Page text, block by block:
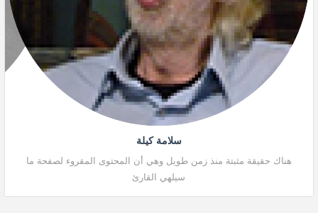
سلامة كيلة
هناك حقيقة مثبتة منذ زمن طويل وهي أن المحتوى المقروء لصفحة ما
سيلهي القارئ